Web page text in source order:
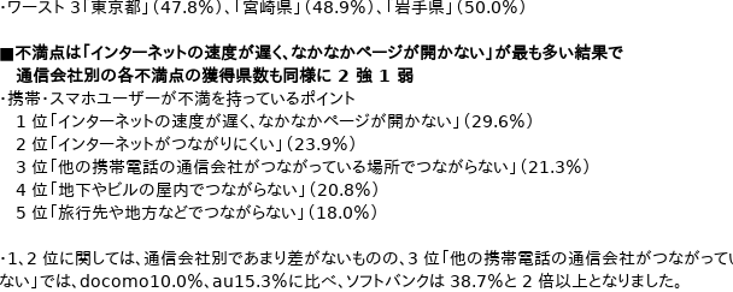
・ワースト 3「東京都」（47.8％）、「宮崎県」（48.9％）、「岩手県」（50.0％）
■不満点は「インターネットの速度が遅く、なかなかページが開かない」が最も多い結果で
通信会社別の各不満点の獲得県数も同様に 2 強 1 弱
・携帯・スマホユーザーが不満を持っているポイント
1 位「インターネットの速度が遅く、なかなかページが開かない」（29.6％）
2 位「インターネットがつながりにくい」（23.9％）
3 位「他の携帯電話の通信会社がつながっている場所でつながらない」（21.3％）
4 位「地下やビルの屋内でつながらない」（20.8％）
5 位「旅行先や地方などでつながらない」（18.0％）
・1、2 位に関しては、通信会社別であまり差がないものの、3 位「他の携帯電話の通信会社がつながっ
ない」では、docomo10.0％、au15.3％に比べ、ソフトバンクは 38.7％と 2 倍以上となりました。